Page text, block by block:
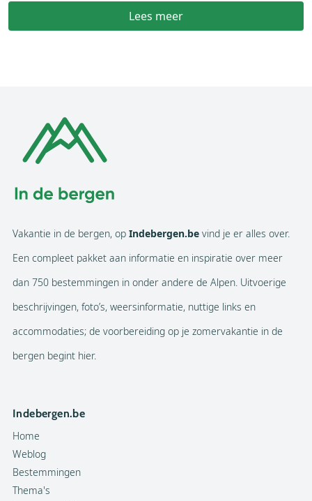
Lees meer
Vakantie in de bergen, op Indebergen.be vind je er alles over.
Een compleet pakket aan informatie en inspiratie over meer
dan 750 bestemmingen in onder andere de Alpen. Uitvoerige
beschrijvingen, foto’s, weersinformatie, nuttige links en
accommodaties; de voorbereiding op je zomervakantie in de
bergen begint hier.
Indebergen.be
Home
Weblog
Bestemmingen
Thema's